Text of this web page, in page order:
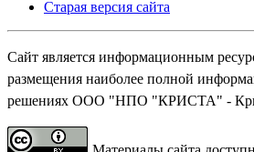
Старая версия сайта
Сайт является информационным
размещения наиболее полной
решениях ООО "НПО "КРИСТА" -